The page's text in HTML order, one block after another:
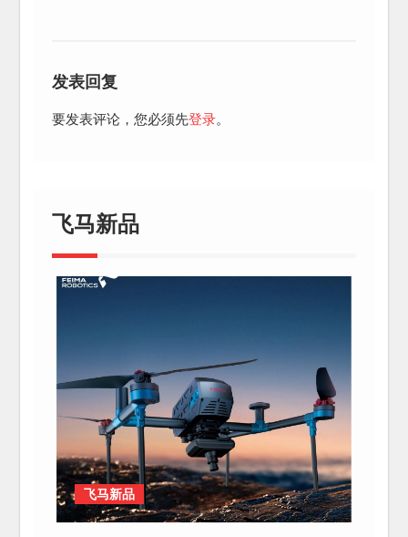
发表回复
要发表评论，您必须先登录。
飞马新品
飞马新品